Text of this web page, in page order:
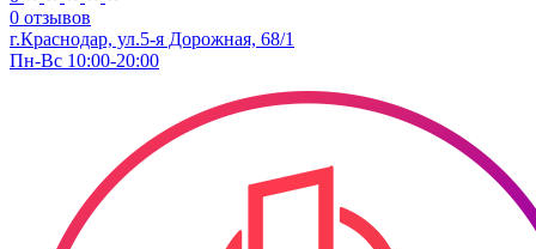
0 отзывов
г.Краснодар, ул.​5-я Дорожная, 68/1
Пн-Вс 10:00-20:00